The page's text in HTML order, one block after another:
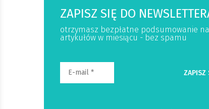
ZAPISZ SIĘ DO
otrzymasz bezpłatne podsumowanie
artykułów w miesiącu - bez spamu